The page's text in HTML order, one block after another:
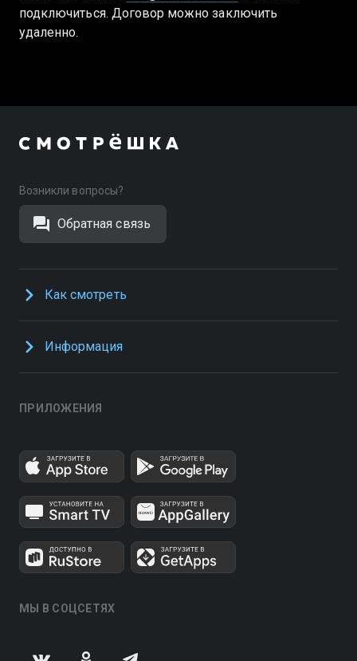
подключиться. Договор можно заключить
удаленно.
Возникли вопросы?
Обратная связь
Как смотреть
Информация
ПРИЛОЖЕНИЯ
МЫ В СОЦСЕТЯХ